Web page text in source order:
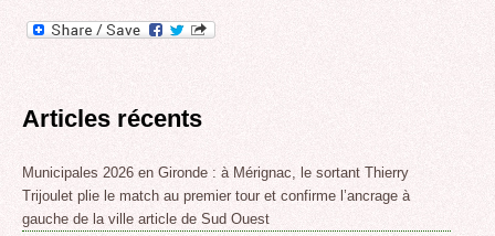
Articles récents
Municipales 2026 en Gironde : à Mérignac, le sortant Thierry
Trijoulet plie le match au premier tour et confirme l’ancrage à
gauche de la ville article de Sud Ouest